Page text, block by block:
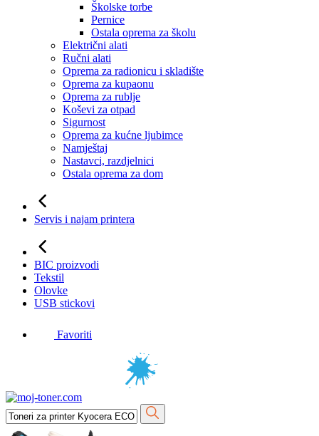
Školske torbe
Pernice
Ostala oprema za školu
Električni alati
Ručni alati
Oprema za radionicu i skladište
Oprema za kupaonu
Oprema za rublje
Koševi za otpad
Sigurnost
Oprema za kućne ljubimce
Namještaj
Nastavci, razdjelnici
Ostala oprema za dom
Servis i najam printera
BIC proizvodi
Tekstil
Olovke
USB stickovi
Favoriti